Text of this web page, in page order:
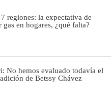
regiones: la expectativa de
gas en hogares, ¿qué falta?
No hemos evaluado todavía el
de Betssy Chávez